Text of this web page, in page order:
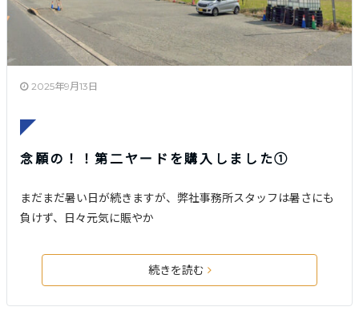
2025年9月13日
念願の！！第二ヤードを購入しました➀
まだまだ暑い日が続きますが、弊社事務所スタッフは暑さにも
負けず、日々元気に賑やか
続きを読む